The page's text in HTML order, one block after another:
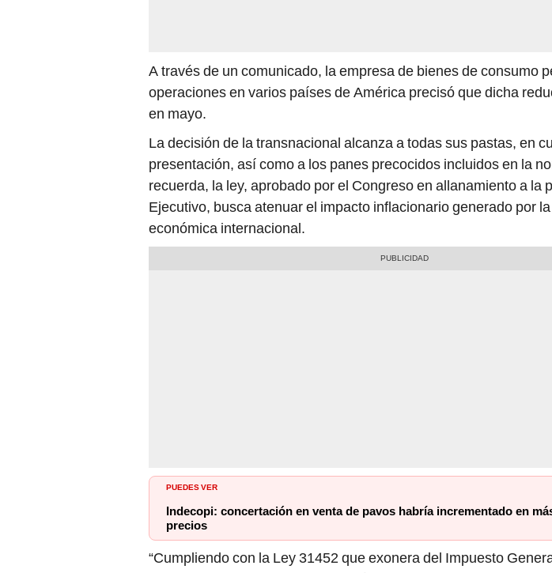
A través de un comunicado, la empresa de bienes de consumo
operaciones en varios países de América precisó que dicha
en mayo.
La decisión de la transnacional alcanza a todas sus pastas, en
presentación, así como a los panes precocidos incluidos en la
recuerda, la ley, aprobado por el Congreso en allanamiento a la
Ejecutivo, busca atenuar el impacto inflacionario generado por
económica internacional.
PUEDES VER
Indecopi: concertación en venta de pavos habría incrementado en
precios
“Cumpliendo con la Ley 31452 que exonera del Impuesto